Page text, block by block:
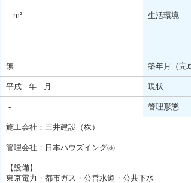
- m² 生活環境
無 築年月（完
平成 - 年 - 月 現状
- 管理形態
施工会社：三井建設（株）
管理会社：日本ハウズイング㈱
【設備】
東京電力・都市ガス・公営水道・公共下水